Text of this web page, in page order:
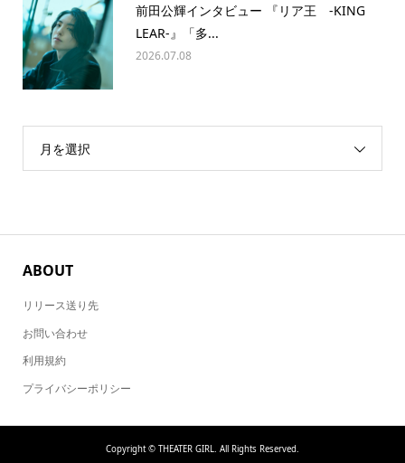
前田公輝インタビュー 『リア王 -KING
LEAR-』「多...
2026.07.08
月を選択
ABOUT
リリース送り先
お問い合わせ
利用規約
プライバシーポリシー
Copyright © THEATER GIRL. All Rights Reserved.